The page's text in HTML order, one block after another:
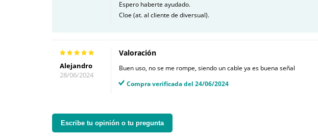
Espero haberte ayudado.
Cloe (at. al cliente de diversual).
Alejandro
28/06/2024
Valoración
Buen uso, no se me rompe, siendo un cable ya es buena señal
Compra verificada del 24/06/2024
Escribe tu opinión o tu pregunta